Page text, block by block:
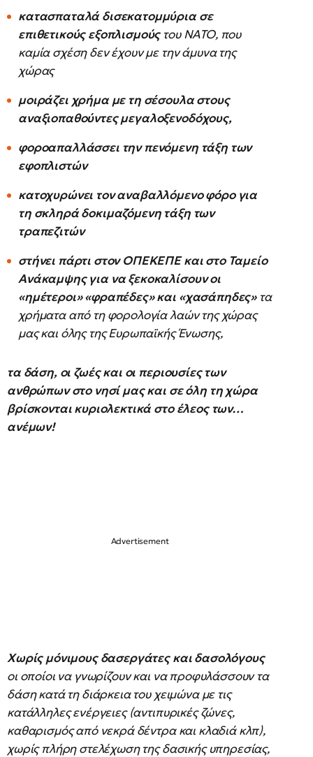
κατασπαταλά δισεκατομμύρια σε
επιθετικούς εξοπλισμούςτου ΝΑΤΟ, που
καμία σχέση δεν έχουν με την άμυνα της
χώρας
μοιράζει χρήμα με τη σέσουλα στους
αναξιοπαθούντες μεγαλοξενοδόχους,
φοροαπαλλάσσει την πενόμενη τάξη των
εφοπλιστών
κατοχυρώνει τον αναβαλλόμενο φόρο για
τη σκληρά δοκιμαζόμενη τάξη των
τραπεζιτών
στήνει πάρτι στον ΟΠΕΚΕΠΕ και στο Ταμείο
Ανάκαμψης για να ξεκοκαλίσουν οι
«ημέτεροι» «φραπέδες» και «χασάπηδες»τα
χρήματα από τη φορολογία λαών της χώρας
μας και όλης της Ευρωπαϊκής Ένωσης,
τα δάση, οι ζωές και οι περιουσίες των
ανθρώπων στο νησί μας και σε όλη τη χώρα
βρίσκονται κυριολεκτικά στο έλεος των…
ανέμων!
Χωρίς μόνιμους δασεργάτες και δασολόγους
οι οποίοι να γνωρίζουν και να προφυλάσσουν τα
δάση κατά τη διάρκεια του χειμώνα με τις
κατάλληλες ενέργειες (αντιπυρικές ζώνες,
καθαρισμός από νεκρά δέντρα και κλαδιά κλπ),
χωρίς πλήρη στελέχωση της δασικής υπηρεσίας,